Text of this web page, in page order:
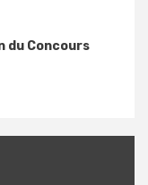
du Concours